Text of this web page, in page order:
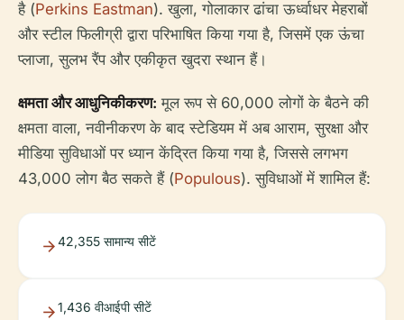
है (Perkins Eastman). खुला, गोलाकार ढांचा ऊर्ध्वाधर मेहराबों
और स्टील फिलीग्री द्वारा परिभाषित किया गया है, जिसमें एक ऊंचा
प्लाजा, सुलभ रैंप और एकीकृत खुदरा स्थान हैं।
क्षमता और आधुनिकीकरण: मूल रूप से 60,000 लोगों के बैठने की
क्षमता वाला, नवीनीकरण के बाद स्टेडियम में अब आराम, सुरक्षा और
मीडिया सुविधाओं पर ध्यान केंद्रित किया गया है, जिससे लगभग
43,000 लोग बैठ सकते हैं (Populous). सुविधाओं में शामिल हैं:
42,355 सामान्य सीटें
1,436 वीआईपी सीटें